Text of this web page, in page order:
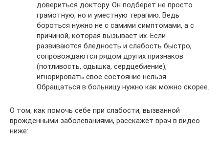
довериться доктору. Он подберет не просто
грамотную, но и уместную терапию. Ведь
бороться нужно не с самими симптомами, а с
причиной, которая вызывает их. Если
развиваются бледность и слабость быстро,
сопровождаются рядом других признаков
(потливость, одышка, сердцебиение),
игнорировать свое состояние нельзя.
Обращаться в больницу нужно как можно скорее.
О том, как помочь себе при слабости, вызванной
врожденными заболеваниями, расскажет врач в видео
ниже: